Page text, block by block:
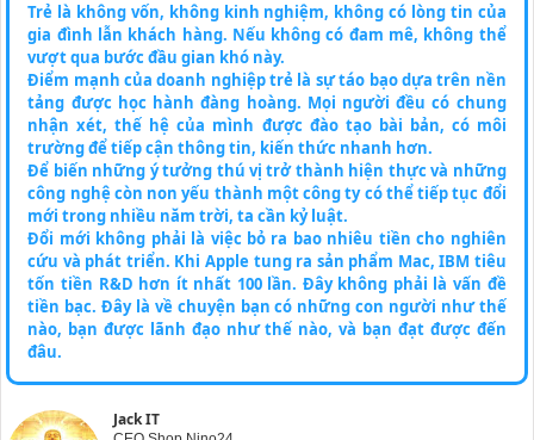
Trẻ là không vốn, không kinh nghiệm, không có lòng tin của
gia đình lẫn khách hàng. Nếu không có đam mê, không thể
vượt qua bước đầu gian khó này.
Điểm mạnh của doanh nghiệp trẻ là sự táo bạo dựa trên nền
tảng được học hành đàng hoàng. Mọi người đều có chung
nhận xét, thế hệ của mình được đào tạo bài bản, có môi
trường để tiếp cận thông tin, kiến thức nhanh hơn.
Để biến những ý tưởng thú vị trở thành hiện thực và những
công nghệ còn non yếu thành một công ty có thể tiếp tục đổi
mới trong nhiều năm trời, ta cần kỷ luật.
Đổi mới không phải là việc bỏ ra bao nhiêu tiền cho nghiên
cứu và phát triển. Khi Apple tung ra sản phẩm Mac, IBM tiêu
tốn tiền R&D hơn ít nhất 100 lần. Đây không phải là vấn đề
tiền bạc. Đây là về chuyện bạn có những con người như thế
nào, bạn được lãnh đạo như thế nào, và bạn đạt được đến
đâu.
Jack IT